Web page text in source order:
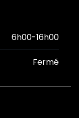
6h00-16h00
Fermé